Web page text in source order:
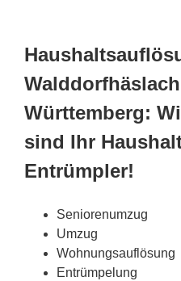
Württemberg:
sind Ihr
Entrümpler!
Seniorenumzug
Umzug
Wohnungsauflösung
Entrümpelung